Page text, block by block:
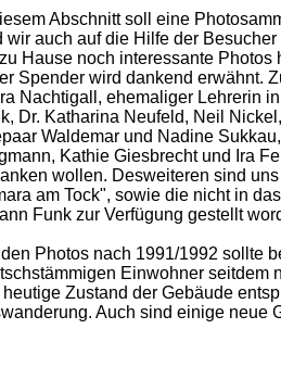
Abschnitt soll eine
wir auch auf die Hilfe der
Hause noch interessante
Spender wird dankend erwähnt.
Nachtigall, ehemaliger Lehrerin
Dr. Katharina Neufeld, Neil
Waldemar und Nadine
Kathie Giesbrecht und Ira
wollen. Desweiteren sind
am Tock", sowie die nicht in
Funk zur Verfügung gestellt
Photos nach 1991/1992 sollte
Einwohner seitdem
heutige Zustand der Gebäude
Auch sind einige neue